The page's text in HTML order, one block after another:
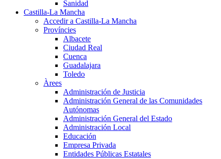
Sanidad
Castilla-La Mancha
Accedir a Castilla-La Mancha
Províncies
Albacete
Ciudad Real
Cuenca
Guadalajara
Toledo
Àrees
Administración de Justicia
Administración General de las Comunidades
Autónomas
Administración General del Estado
Administración Local
Educación
Empresa Privada
Entidades Públicas Estatales